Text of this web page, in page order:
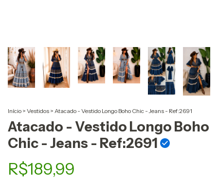
Início > Vestidos > Atacado - Vestido Longo Boho Chic - Jeans - Ref:2691
Atacado - Vestido Longo Boho
Chic - Jeans - Ref:2691
R$189,99